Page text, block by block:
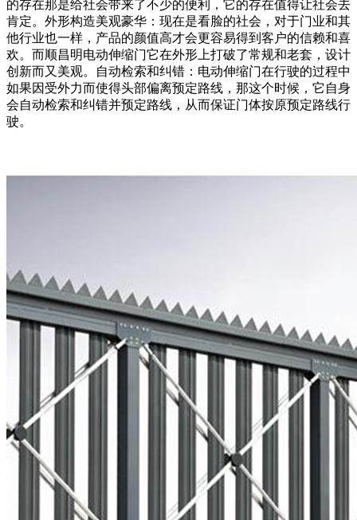
的存在那是给社会带来了不少的便利，它的存在值得让社会去
肯定。外形构造美观豪华：现在是看脸的社会，对于门业和其
他行业也一样，产品的颜值高才会更容易得到客户的信赖和喜
欢。而顺昌明电动伸缩门它在外形上打破了常规和老套，设计
创新而又美观。自动检索和纠错：电动伸缩门在行驶的过程中
如果因受外力而使得头部偏离预定路线，那这个时候，它自身
会自动检索和纠错并预定路线，从而保证门体按原预定路线行
驶。